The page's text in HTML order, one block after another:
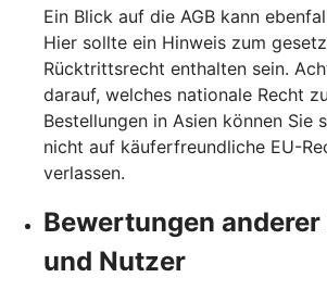
Ein Blick auf die AGB kann
Hier sollte ein Hinweis zum
Rücktrittsrecht enthalten sein.
darauf, welches nationale Recht
Bestellungen in Asien können Sie
nicht auf käuferfreundliche EU-
verlassen.
Bewertungen
und Nutzer